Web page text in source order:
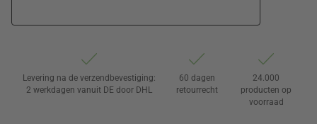
Levering na de verzendbevestiging:
2 werkdagen vanuit DE door DHL
60 dagen
retourrecht
24.000
producten op
voorraad